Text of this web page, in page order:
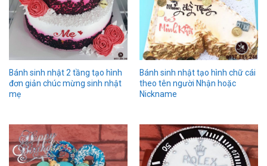
Bánh sinh nhật 2 tầng tạo hình
đơn giản chúc mừng sinh nhật
mẹ
Bánh sinh nhật tạo hình chữ cái
theo tên người Nhận hoặc
Nickname